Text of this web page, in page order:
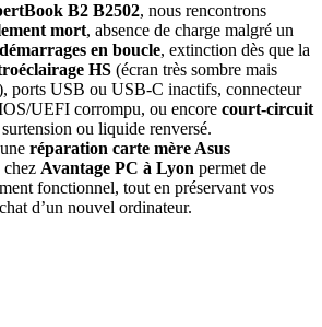
B2 B2502, nous rencontrons
mort, absence de charge malgré un
en boucle, extinction dès que la
HS (écran très sombre mais
ports USB ou USB‑C inactifs, connecteur
UEFI corrompu, ou encore court-circuit
surtension ou liquide renversé.
réparation carte mère Asus
chez Avantage PC à Lyon permet de
fonctionnel, tout en préservant vos
d’un nouvel ordinateur.